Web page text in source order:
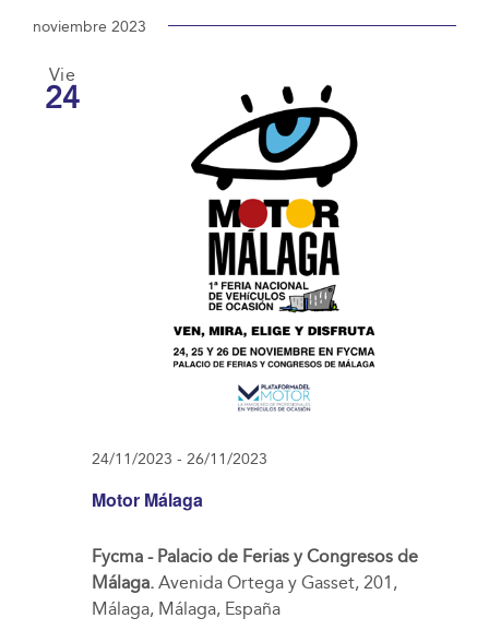
la
fecha.
noviembre 2023
Vie
24
Motor Málaga
24/11/2023 - 26/11/2023
Fycma - Palacio de Ferias y Congresos de
Málaga. Avenida Ortega y Gasset, 201,
Málaga, Málaga, España